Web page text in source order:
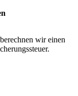
wir einen